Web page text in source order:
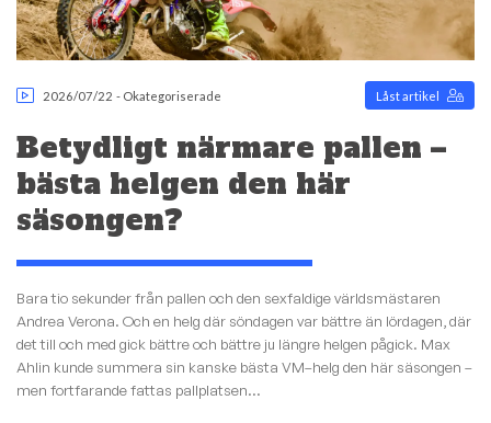
2026/07/22 - Okategoriserade Låst artikel
Betydligt närmare pallen –
bästa helgen den här
säsongen?
Bara tio sekunder från pallen och den sexfaldige världsmästaren
Andrea Verona. Och en helg där söndagen var bättre än lördagen, där
det till och med gick bättre och bättre ju längre helgen pågick. Max
Ahlin kunde summera sin kanske bästa VM–helg den här säsongen –
men fortfarande fattas pallplatsen...